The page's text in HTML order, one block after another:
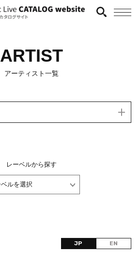
ARTIST
アーティスト一覧
レーベルから探す
JP EN